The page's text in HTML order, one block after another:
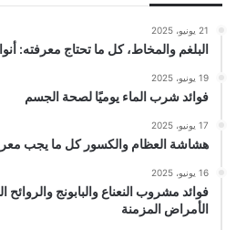
21 يونيو، 2025
البلغم والمخاط، كل ما تحتاج معرفته:
19 يونيو، 2025
فوائد شرب الماء يوميًا لصحة الجسم
17 يونيو، 2025
هشاشة العظام والكسور كل ما يجب
16 يونيو، 2025
فوائد مشروب النعناع والبابونج
الأمراض المزمنة